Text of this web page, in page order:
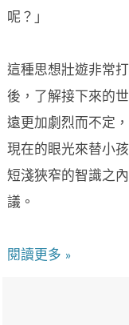
呢？」
這種思想壯遊非常
後，了解接下來的
遠更加劇烈而不定
現在的眼光來替小
短淺狹窄的智識之
議。
閱讀更多 »